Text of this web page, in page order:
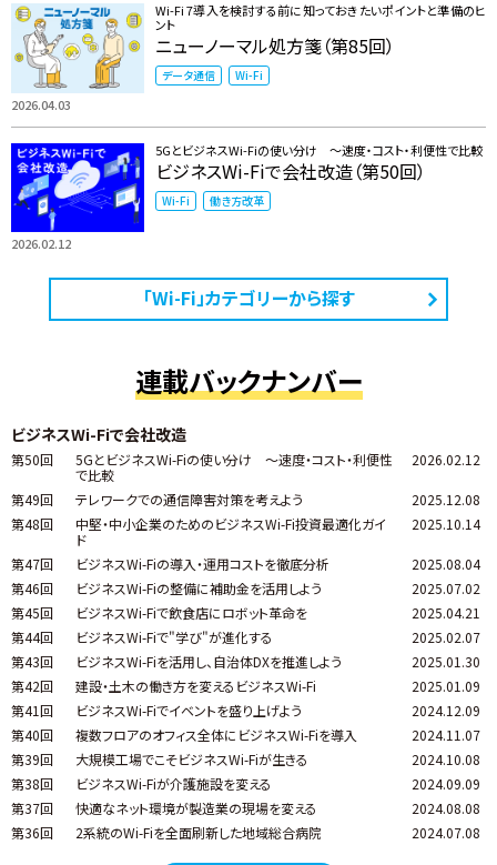
2026.04.03
Wi-Fi 7導入を検討する前に知っておきたいポイントと準備のヒ
ント
ニューノーマル処方箋（第85回）
データ通信 Wi-Fi
2026.02.12
5GとビジネスWi-Fiの使い分け ～速度・コスト・利便性で比較
ビジネスWi-Fiで会社改造（第50回）
Wi-Fi 働き方改革
「Wi-Fi」カテゴリーから探す
連載バックナンバー
ビジネスWi-Fiで会社改造
第50回
5GとビジネスWi-Fiの使い分け ～速度・コスト・利便性
で比較
2026.02.12
第49回 テレワークでの通信障害対策を考えよう
2025.12.08
第48回
中堅・中小企業のためのビジネスWi-Fi投資最適化ガイ
ド
2025.10.14
第47回 ビジネスWi-Fiの導入・運用コストを徹底分析
2025.08.04
第46回
ビジネスWi-Fiの整備に補助金を活用しよう
2025.07.02
第45回
ビジネスWi-Fiで飲食店にロボット革命を
2025.04.21
第44回
ビジネスWi-Fiで"学び"が進化する
2025.02.07
第43回
ビジネスWi-Fiを活用し、自治体DXを推進しよう
2025.01.30
第42回
建設・土木の働き方を変えるビジネスWi-Fi
2025.01.09
第41回
ビジネスWi-Fiでイベントを盛り上げよう
2024.12.09
第40回
複数フロアのオフィス全体にビジネスWi-Fiを導入
2024.11.07
第39回
大規模工場でこそビジネスWi-Fiが生きる
2024.10.08
第38回
ビジネスWi-Fiが介護施設を変える
2024.09.09
第37回
快適なネット環境が製造業の現場を変える
2024.08.08
第36回
2系統のWi-Fiを全面刷新した地域総合病院 2024.07.08